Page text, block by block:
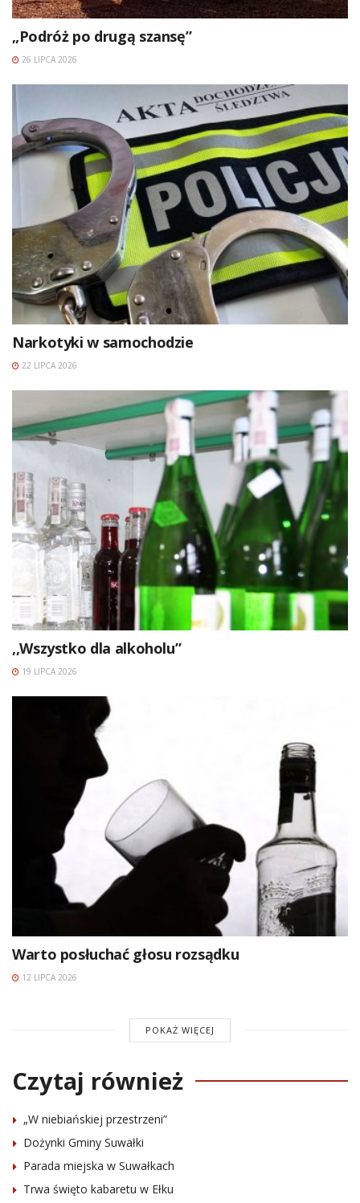
„Podróż po drugą szansę”
26 LIPCA 2026
Narkotyki w samochodzie
22 LIPCA 2026
,,Wszystko dla alkoholu”
19 LIPCA 2026
Warto posłuchać głosu rozsądku
12 LIPCA 2026
POKAŻ WIĘCEJ
Czytaj również
„W niebiańskiej przestrzeni”
Dożynki Gminy Suwałki
Parada miejska w Suwałkach
Trwa święto kabaretu w Ełku